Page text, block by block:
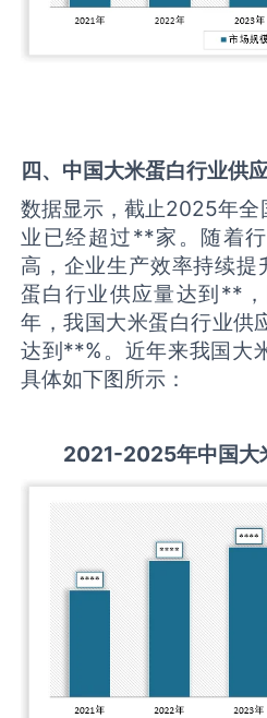
四、中国大米蛋白行业供
数据显示，截止2025年全
业已经超过**家。随着
高，企业生产效率持续
蛋白行业供应量达到**
年，我国大米蛋白行业供
达到**%。近年来我国大
具体如下图所示：
2021-2025年中国大